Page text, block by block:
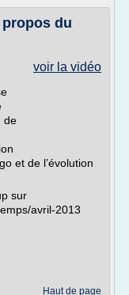
du
voir la vidéo
de
et de l’évolution
sur
avril-2013
Haut de page